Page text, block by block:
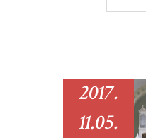
2017.
11.05.